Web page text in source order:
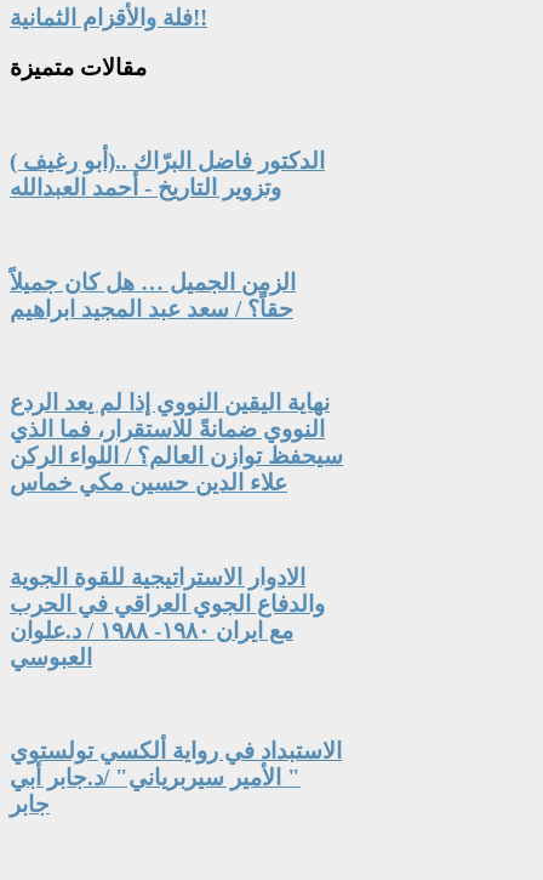
فلة والأقزام الثمانية!!
مقالات متميزة
الدكتور فاضل البرّاك ..(أبو رغيف )
وتزوير التاريخ - أحمد العبدالله
الزمن الجميل … هل كان جميلاً
حقاً؟ / سعد عبد المجيد ابراهيم
نهاية اليقين النووي إذا لم يعد الردع
النووي ضمانةً للاستقرار، فما الذي
سيحفظ توازن العالم؟ / اللواء الركن
علاء الدين حسين مكي خماس
الادوار الاستراتيجية للقوة الجوية
والدفاع الجوي العراقي في الحرب
مع ايران ١٩٨٠- ١٩٨٨ / د.علوان
العبوسي
الاستبداد في رواية ألكسي تولستوي
" الأمير سيربرياني" /د.جابر أبي
جابر